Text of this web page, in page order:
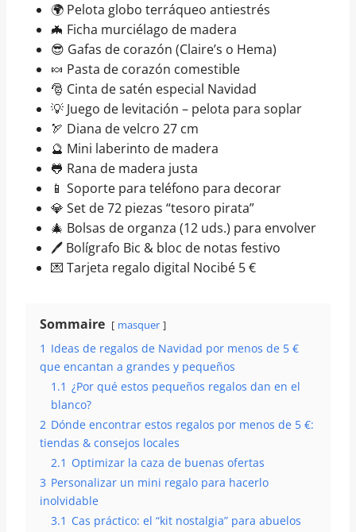
🌍 Pelota globo terráqueo antiestrés
🦇 Ficha murciélago de madera
😎 Gafas de corazón (Claire’s o Hema)
🍬 Pasta de corazón comestible
🎅 Cinta de satén especial Navidad
💡 Juego de levitación – pelota para soplar
🏹 Diana de velcro 27 cm
🔮 Mini laberinto de madera
🐸 Rana de madera justa
📱 Soporte para teléfono para decorar
💎 Set de 72 piezas “tesoro pirata”
🎄 Bolsas de organza (12 uds.) para envolver
🖊️ Bolígrafo Bic & bloc de notas festivo
💌 Tarjeta regalo digital Nocibé 5 €
Sommaire masquer
1 Ideas de regalos de Navidad por menos de 5 €
que encantan a grandes y pequeños
1.1 ¿Por qué estos pequeños regalos dan en el
blanco?
2 Dónde encontrar estos regalos por menos de 5 €:
tiendas & consejos locales
2.1 Optimizar la caza de buenas ofertas
3 Personalizar un mini regalo para hacerlo
inolvidable
3.1 Cas práctico: el “kit nostalgia” para abuelos